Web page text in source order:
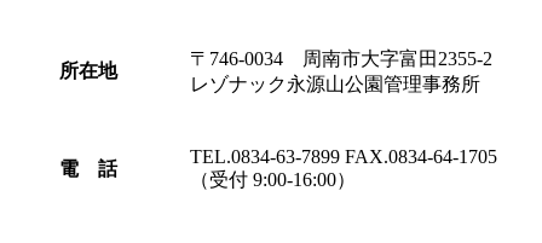
所在地
〒746-0034 周南市大字富田2355-2
レゾナック永源山公園管理事務所
電 話
TEL.0834-63-7899 FAX.0834-64-1705
（受付 9:00-16:00）